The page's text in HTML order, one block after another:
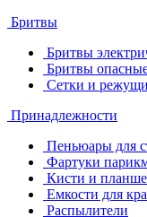
Бритвы
Бритвы
Бритвы
Сетки и
Принадлежности
Пеньюары для
Фартуки
Кисти и
Емкости для
Распылители